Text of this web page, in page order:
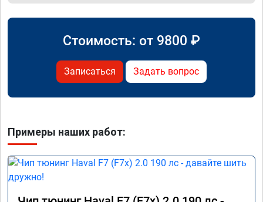
Стоимость: от 9800 ₽
Записаться Задать вопрос
Примеры наших работ: